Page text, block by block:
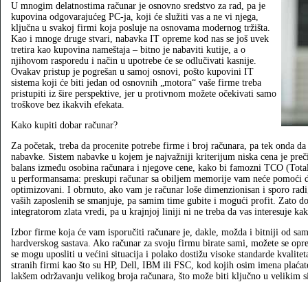
U mnogim delatnostima računar je osnovno sredstvo za rad, pa je
kupovina odgovarajućeg PC-ja, koji će služiti vas a ne vi njega,
ključna u svakoj firmi koja posluje na osnovama modernog tržišta.
Kao i mnoge druge stvari, nabavka IT opreme kod nas se još uvek
tretira kao kupovina nameštaja – bitno je nabaviti kutije, a o
njihovom rasporedu i način u upotrebe će se odlučivati kasnije.
Ovakav pristup je pogrešan u samoj osnovi, pošto kupovini IT
sistema koji će biti jedan od osnovnih „motora“ vaše firme treba
pristupiti iz šire perspektive, jer u protivnom možete očekivati samo
troškove bez ikakvih efekata.
Kako kupiti dobar računar?
Za početak, treba da procenite potrebe firme i broj računara, pa tek onda
nabavke. Sistem nabavke u kojem je najvažniji kriterijum niska cena je
balans između osobina računara i njegove cene, kako bi famozni TCO
u performansama: preskupi računar sa obiljem memorije vam neće pomoći
optimizovani. I obrnuto, ako vam je računar loše dimenzionisan i sporo
vaših zaposlenih se smanjuje, pa samim time gubite i mogući profit. Zato
integratorom zlata vredi, pa u krajnjoj liniji ni ne treba da vas interesuje
Izbor firme koja će vam isporučiti računare je, dakle, možda i bitniji od
hardverskog sastava. Ako računar za svoju firmu birate sami, možete se
se mogu uposliti u većini situacija i polako dostižu visoke standarde
stranih firmi kao što su HP, Dell, IBM ili FSC, kod kojih osim imena
lakšem održavanju velikog broja računara, što može biti ključno u velikim